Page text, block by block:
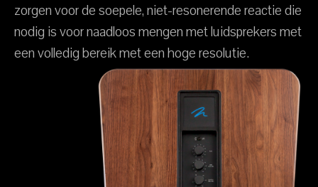
zorgen voor de soepele, niet-resonerende reactie die
nodig is voor naadloos mengen met luidsprekers met
een volledig bereik met een hoge resolutie.